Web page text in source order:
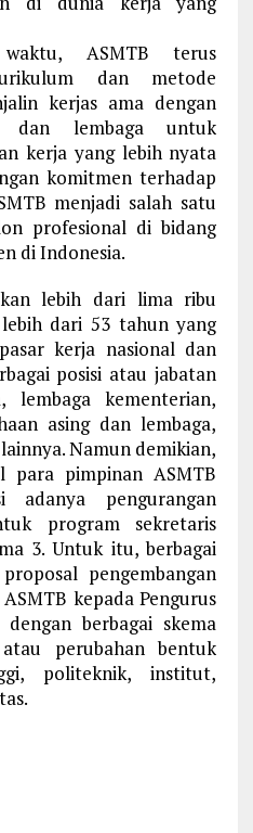
ASMTB terus
dan metode
kerjas ama dengan
dan lembaga untuk
kerja yang lebih nyata
komitmen terhadap
menjadi salah satu
profesional di bidang
di Indonesia.
lebih dari lima ribu
dari 53 tahun yang
kerja nasional dan
posisi atau jabatan
lembaga kementerian,
asing dan lembaga,
Namun demikian,
para pimpinan ASMTB
adanya pengurangan
program sekretaris
3. Untuk itu, berbagai
pengembangan
kepada Pengurus
berbagai skema
perubahan bentuk
politeknik, institut,